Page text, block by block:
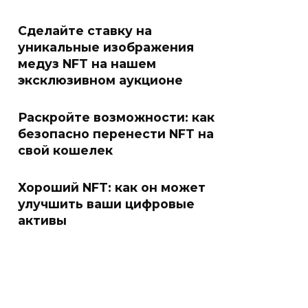
Сделайте ставку на
уникальные изображения
медуз NFT на нашем
эксклюзивном аукционе
Раскройте возможности: как
безопасно перенести NFT на
свой кошелек
Хороший NFT: как он может
улучшить ваши цифровые
активы